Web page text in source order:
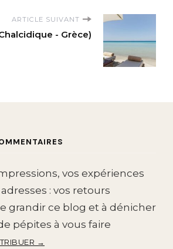
ARTICLE SUIVANT
- Grèce)
vos expériences
: vos retours
grandir ce blog et à dénicher
pépites à vous faire
→